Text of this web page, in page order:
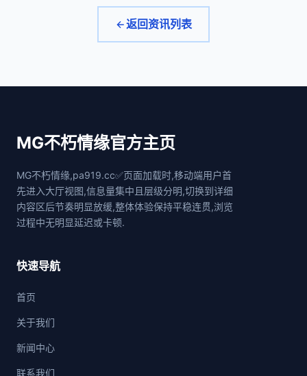
返回资讯列表
MG不朽情缘官方主页
MG不朽情缘,pa919.cc✅页面加载时,移动端用户首
先进入大厅视图,信息量集中且层级分明,切换到详细
内容区后节奏明显放缓,整体体验保持平稳连贯,浏览
过程中无明显延迟或卡顿.
快速导航
首页
关于我们
新闻中心
联系我们